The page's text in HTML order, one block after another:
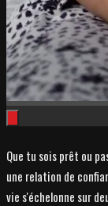
Que tu sois prêt ou
une relation de
vie s'échelonne sur